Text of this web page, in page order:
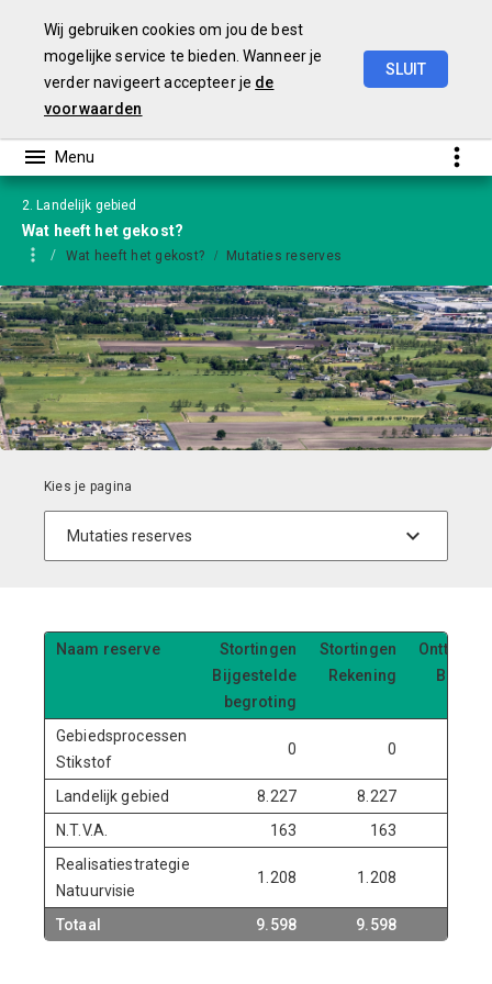
Wij gebruiken cookies om jou de best
mogelijke service te bieden. Wanneer je
verder navigeert accepteer je de
voorwaarden
SLUIT
2. Landelijk gebied
Wat heeft het gekost?
Wat heeft het gekost? Mutaties reserves
Naam reserve
Stortingen
Bijgestelde
begroting
Stortingen
Rekening
Gebiedsprocessen
Stikstof
0 0
Landelijk gebied 8.227 8.227
N.T.V.A.
163
163
Realisatiestrategie
Natuurvisie
1.208 1.208
Totaal 9.598 9.598